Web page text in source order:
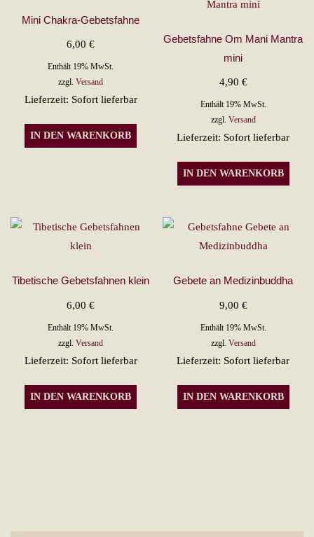
Mini Chakra-Gebetsfahne
6,00€
Enthält 19% MwSt.
zzgl.Versand
Lieferzeit: Sofort lieferbar
IN DEN WARENKORB
Gebetsfahne Om Mani Mantra
mini
4,90 €
Enthält 19% MwSt.
zzgl. Versand
Lieferzeit: Sofort lieferbar
IN DEN WARENKORB
Tibetische Gebetsfahnen klein
6,00€
Enthält 19% MwSt.
zzgl.Versand
Lieferzeit: Sofort lieferbar
IN DEN WARENKORB
Gebete an Medizinbuddha
9,00 €
Enthält 19% MwSt.
zzgl. Versand
Lieferzeit: Sofort lieferbar
IN DEN WARENKORB